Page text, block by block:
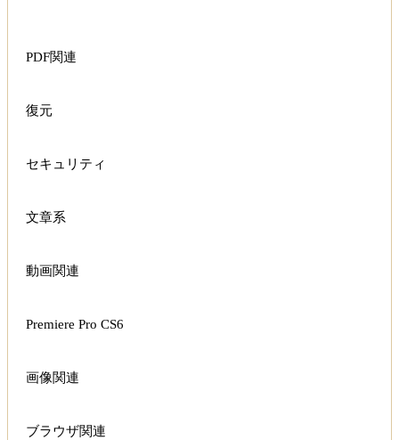
PDF関連
復元
セキュリティ
文章系
動画関連
Premiere Pro CS6
画像関連
ブラウザ関連